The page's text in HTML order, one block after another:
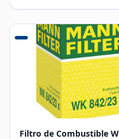
Filtro de Combustible